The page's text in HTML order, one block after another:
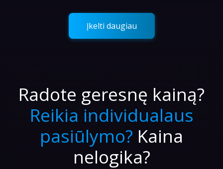
Įkelti daugiau
Radote geresnę kainą?
Reikia individualaus
pasiūlymo? Kaina
nelogika?